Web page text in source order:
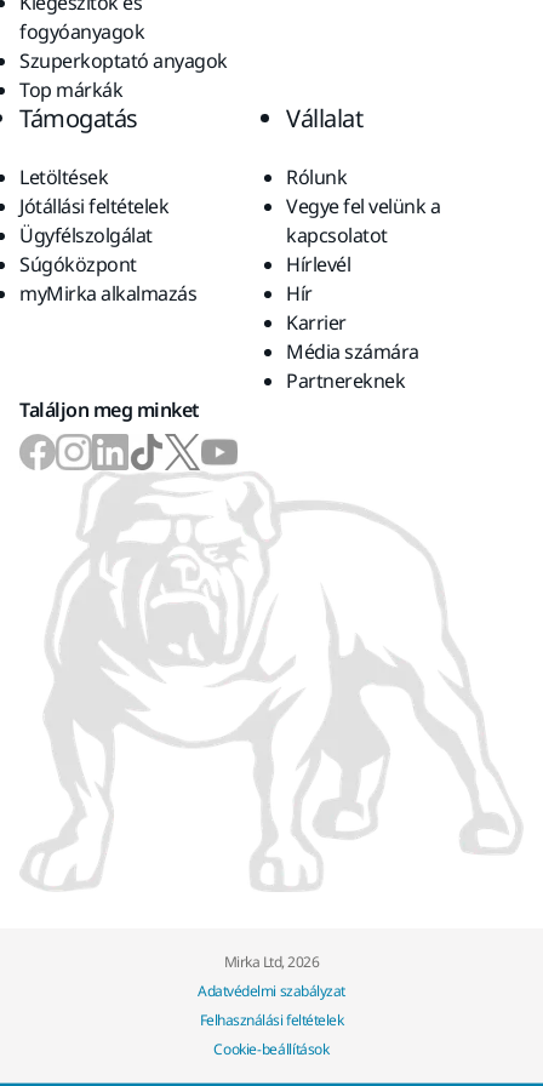
fogyóanyagok
Szuperkoptató anyagok
Top márkák
Támogatás
Letöltések
Jótállási feltételek
Ügyfélszolgálat
Súgóközpont
myMirka alkalmazás
Vállalat
Rólunk
Vegye fel velünk a
kapcsolatot
Hírlevél
Hír
Karrier
Média számára
Partnereknek
Találjon meg minket
Mirka Ltd, 2026
Adatvédelmi szabályzat
Felhasználási feltételek
Cookie-beállítások